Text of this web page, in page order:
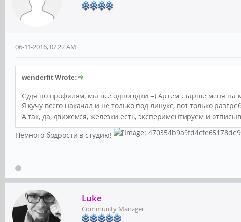
06-11-2016, 07:22 AM
wenderfit Wrote:
Судя по профилям, мы все одногодки =) Артем старше меня на
Я кучу всего накачал и не только под линукс, вот только
А так, да, движемся, железки есть, экспериментируем и
Немного бодрости в студию!
Luke
Community Manager